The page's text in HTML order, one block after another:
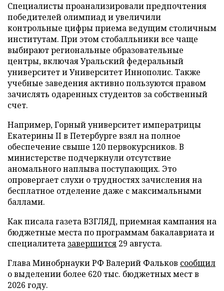
Специалисты проанализировали предпочтения
победителей олимпиад и увеличили
контрольные цифры приема ведущим столичным
институтам. При этом стобалльники все чаще
выбирают региональные образовательные
центры, включая Уральский федеральный
университет и Университет Иннополис. Также
учебные заведения активно пользуются правом
зачислять одаренных студентов за собственный
счет.
Например, Горный университет императрицы
Екатерины II в Петербурге взял на полное
обеспечение свыше 120 первокурсников. В
министерстве подчеркнули отсутствие
аномального наплыва поступающих. Это
опровергает слухи о трудностях зачисления на
бесплатное отделение даже с максимальными
баллами.
Как писала газета ВЗГЛЯД, приемная кампания на
бюджетные места по программам бакалавриата и
специалитета завершится 29 августа.
Глава Минобрнауки РФ Валерий Фальков сообщил
о выделении более 620 тыс. бюджетных мест в
2026 году.